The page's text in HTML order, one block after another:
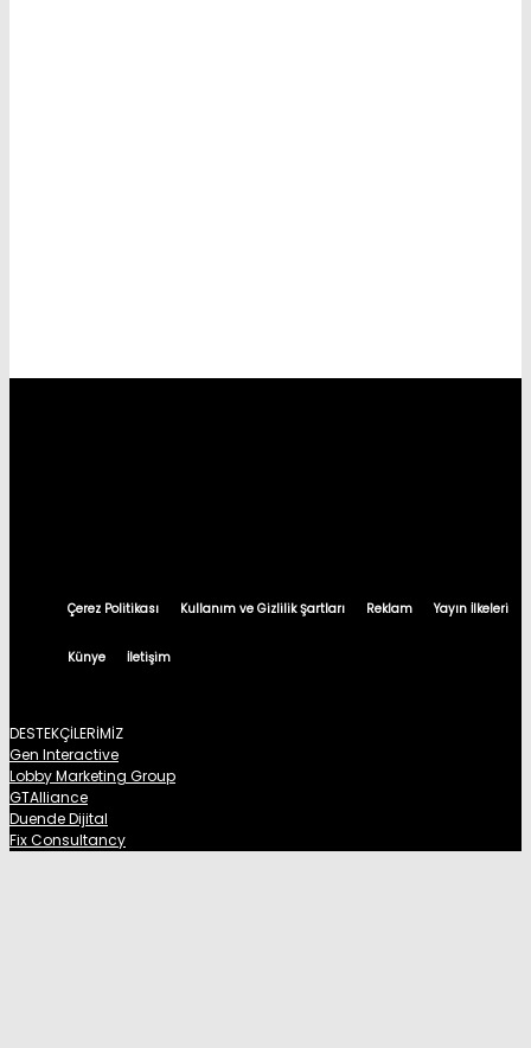
Çerez Politikası Kullanım ve Gizlilik Şartları Reklam Yayın İlkeleri
Künye İletişim
DESTEKÇİLERİMİZ
Gen Interactive
Lobby Marketing Group
GTAlliance
Duende Dijital
Fix Consultancy